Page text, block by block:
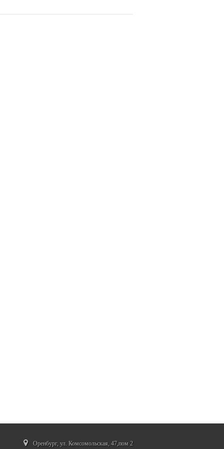
Оренбург, ул. Комсомольская, 47,пом 2